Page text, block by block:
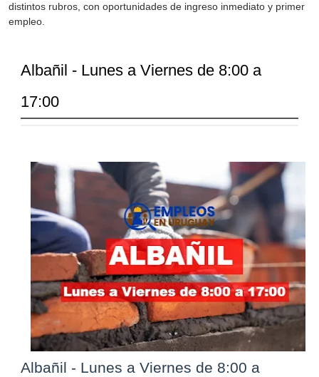
distintos rubros, con oportunidades de ingreso inmediato y primer
empleo.
Albañil - Lunes a Viernes de 8:00 a
17:00
Albañil - Lunes a Viernes de 8:00 a